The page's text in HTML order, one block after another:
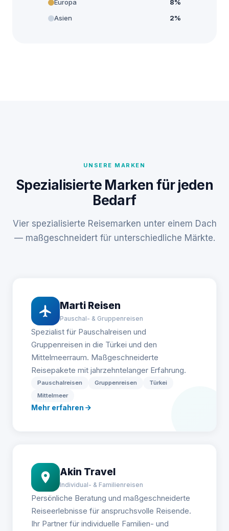
Europa
8%
Asien
2%
UNSERE MARKEN
Spezialisierte Marken für jeden
Bedarf
Vier spezialisierte Reisemarken unter einem Dach
— maßgeschneidert für unterschiedliche Märkte.
Marti Reisen
Pauschal- & Gruppenreisen
Spezialist für Pauschalreisen und
Gruppenreisen in die Türkei und den
Mittelmeerraum. Maßgeschneiderte
Reisepakete mit jahrzehntelanger Erfahrung.
Pauschalreisen Gruppenreisen
Türkei
Mittelmeer
Mehr erfahren
Akin Travel
Individual- & Familienreisen
Persönliche Beratung und maßgeschneiderte
Reiseerlebnisse für anspruchsvolle Reisende.
Ihr Partner für individuelle Familien- und